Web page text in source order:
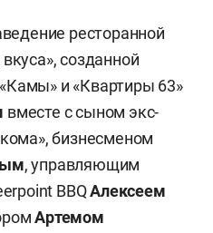
ресторанной
созданной
и «Квартиры 63»
вместе с сыном экс-
бизнесменом
, управляющим
BBQАлексеем
Артемом